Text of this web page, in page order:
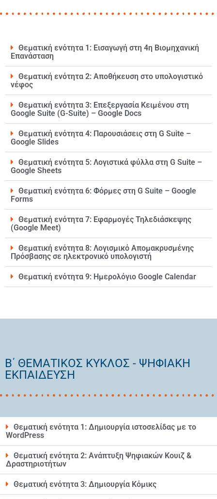
Θεματική ενότητα 1: Εισαγωγή στη 4η Βιομηχανική
Επανάσταση
Θεματική ενότητα 2: Αποθήκευση στο υπολογιστικό
νέφος
Θεματική ενότητα 3: Επεξεργασία Κειμένου στη
Google Suite (G-Suite) – Google Docs
Θεματική ενότητα 4: Παρουσιάσεις στη G Suite –
Google Slides
Θεματική ενότητα 5: Λογιστικά φύλλα στη G Suite –
Google Sheets
Θεματική ενότητα 6: Φόρμες στη G Suite – Google
Forms
Θεματική ενότητα 7: Εφαρμογές Τηλεδιάσκεψης
(Google Meet)
Θεματική ενότητα 8: Λογισμικό Απομακρυσμένης
Πρόσβασης σε ηλεκτρονικό υπολογιστή
Θεματική ενότητα 9: Ημερολόγιο Google Calendar
Β΄ ΘΕΜΑΤΙΚΟΣ ΚΥΚΛΟΣ - ΨΗΦΙΑΚΗ
ΕΚΠΑΙΔΕΥΣΗ
Θεματική ενότητα 1: Δημιουργία ιστοσελίδας με το
WordPress​
Θεματική ενότητα 2: Ανάπτυξη Ψηφιακών Κουιζ &
Δραστηριοτήτων
Θεματική ενότητα 3: Δημιουργία Κόμικς